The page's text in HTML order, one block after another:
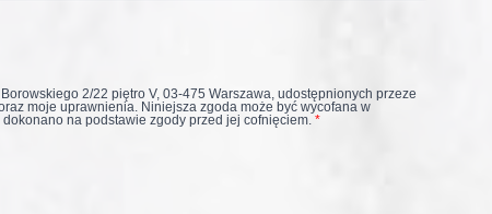
2/22 piętro V, 03-475 Warszawa, udostępnionych przeze
moje uprawnienia. Niniejsza zgoda może być wycofana w
na podstawie zgody przed jej cofnięciem.*